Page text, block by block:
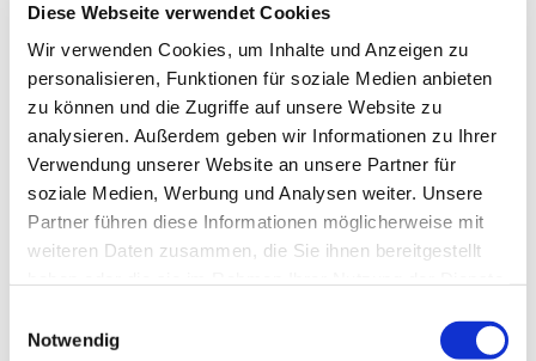
Diese Webseite verwendet Cookies
Wir verwenden Cookies, um Inhalte und Anzeigen zu
personalisieren, Funktionen für soziale Medien anbieten
zu können und die Zugriffe auf unsere Website zu
analysieren. Außerdem geben wir Informationen zu Ihrer
Verwendung unserer Website an unsere Partner für
soziale Medien, Werbung und Analysen weiter. Unsere
Partner führen diese Informationen möglicherweise mit
weiteren Daten zusammen, die Sie ihnen bereitgestellt
Notwendig